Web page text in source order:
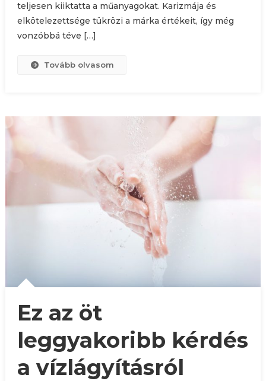
teljesen kiiktatta a műanyagokat. Karizmája és
elkötelezettsége tükrözi a márka értékeit, így még
vonzóbbá téve […]
Tovább olvasom
Ez az öt
leggyakoribb kérdés
a vízlágyításról